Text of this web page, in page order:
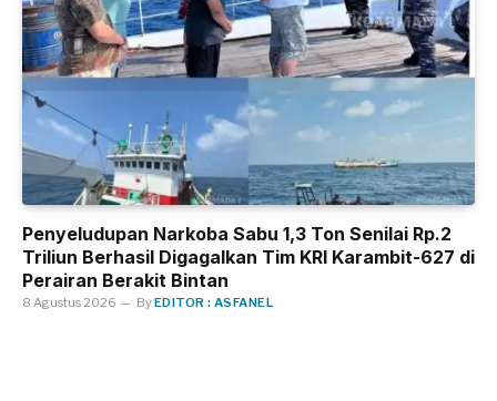
Penyeludupan Narkoba Sabu 1,3 Ton Senilai Rp.2
Triliun Berhasil Digagalkan Tim KRI Karambit-627 di
Perairan Berakit Bintan
8 Agustus 2026 ByEDITOR : ASFANEL